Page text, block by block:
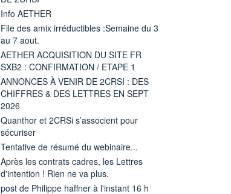
Info AETHER
File des amix irréductibles :Semaine du 3
au 7 aout.
AETHER ACQUISITION DU SITE FR
SXB2 : CONFIRMATION / ETAPE 1
ANNONCES À VENIR DE 2CRSI : DES
CHIFFRES & DES LETTRES EN SEPT
2026
Quanthor et 2CRSi s’associent pour
sécuriser
Tentative de résumé du webinaire...
Après les contrats cadres, les Lettres
d'intention ! Rien ne va plus.
post de Philippe haffner à l'instant 16 h